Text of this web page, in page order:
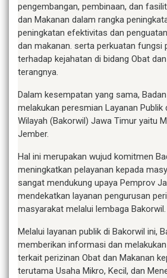
pengembangan, pembinaan, dan
dan Makanan dalam rangka
peningkatan efektivitas dan
dan makanan. serta perkuatan fungsi
terhadap kejahatan di bidang Obat dan
terangnya.
Dalam kesempatan yang sama,
melakukan peresmian Layanan Publik
Wilayah (Bakorwil) Jawa Timur yaitu
Jember.
Hal ini merupakan wujud komitmen
meningkatkan pelayanan kepada
sangat mendukung upaya Pemprov
mendekatkan layanan pengurusan
masyarakat melalui lembaga Bakorwil.
Melalui layanan publik di Bakorwil ini,
memberikan informasi dan
terkait perizinan Obat dan Makanan
terutama Usaha Mikro, Kecil, dan